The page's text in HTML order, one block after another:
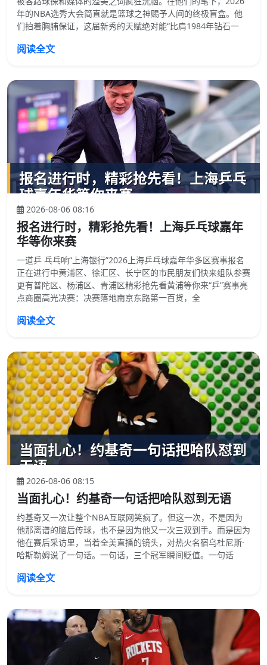
年的NBA选秀大会简直就是篮球之神赐予人间的终极盲盒。他
们拍着胸脯保证，这届新秀的天赋绝对能“比肩1984年钻石一
阅读全文
2026-08-06 08:16
报名进行时，精彩抢先看！上海乒乓球嘉年
华等你来赛
一道乒 乓乓响“上海银行”2026上海乒乓球嘉年华多区赛事报名
正在进行中黄浦区、徐汇区、长宁区的市民朋友们快来组队参赛
更有普陀区、杨浦区、青浦区精彩抢先看黄浦等你来“乒”赛事亮
点商圈高光决赛：决赛落地南京东路第一百货，全
阅读全文
2026-08-06 08:15
当面扎心！约基奇一句话把哈队怼到无语
约基奇又一次让整个NBA互联网笑疯了。但这一次，不是因为
他那离谱的脑后传球，也不是因为他又一次三双到手。而是因为
他在赛后采访里，当着全美直播的镜头，对热火名宿乌杜尼斯·
哈斯勒姆说了一句话。一句话，三个冠军瞬间贬值。一句话
阅读全文